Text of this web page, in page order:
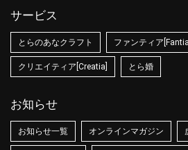
サービス
とらのあなクラフト ファンティア[Fantia]
クリエイティア[Creatia] とら婚
お知らせ
お知らせ一覧 オンラインマガジン